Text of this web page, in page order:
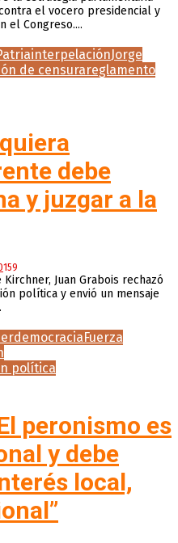
el vocero presidencial y
el Congreso....
interpelaciónJorge
de censurareglamento
debe
y juzgar a la
159
Juan Grabois rechazó
política y envió un mensaje
democraciaFuerza
política
peronismo es
y debe
local,